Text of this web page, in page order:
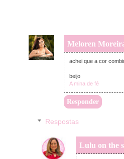
Meloren
achei que a cor
beijo
A mina de fé
Responder
Respostas
Lulu on the